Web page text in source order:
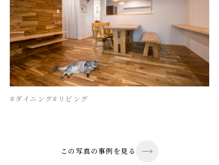
#ダイニング#リビング
この写真の事例を見る